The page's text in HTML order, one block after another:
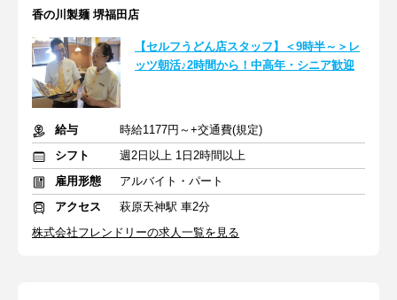
香の川製麺 堺福田店
【セルフうどん店スタッフ】＜9時半～＞レ
ッツ朝活♪2時間から！中高年・シニア歓迎
給与
時給1177円～+交通費(規定)
シフト
週2日以上 1日2時間以上
雇用形態
アルバイト・パート
アクセス
萩原天神駅 車2分
株式会社フレンドリーの求人一覧を見る